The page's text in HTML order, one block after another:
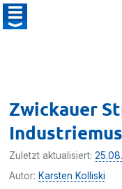
Zwickauer
Zuletzt aktualisiert:
Autor: Karsten Kolliski